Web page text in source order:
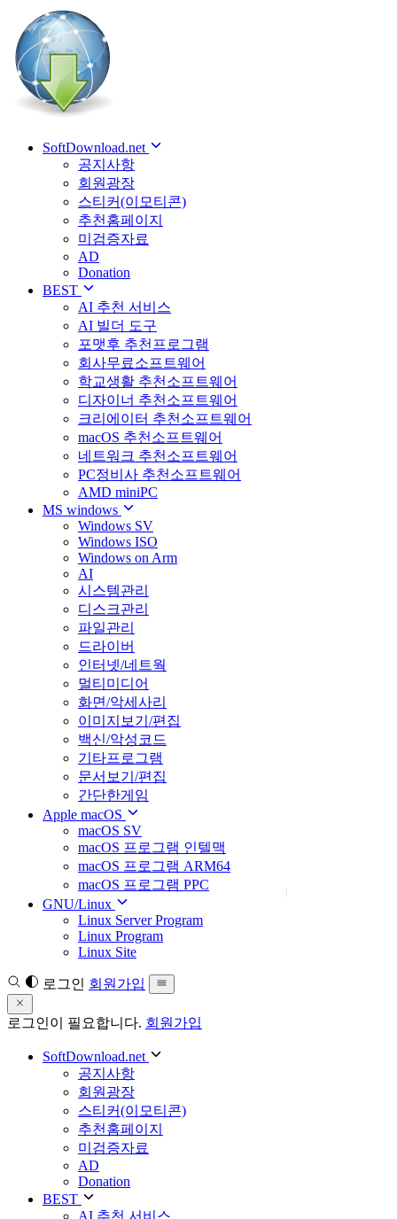
SoftDownload.net
공지사항
회원광장
스티커(이모티콘)
추천홈페이지
미검증자료
AD
Donation
BEST
AI 추천 서비스
AI 빌더 도구
포맷후 추천프로그램
회사무료소프트웨어
학교생활 추천소프트웨어
디자이너 추천소프트웨어
크리에이터 추천소프트웨어
macOS 추천소프트웨어
네트워크 추천소프트웨어
PC정비사 추천소프트웨어
AMD miniPC
MS windows
Windows SV
Windows ISO
Windows on Arm
AI
시스템관리
디스크관리
파일관리
드라이버
인터넷/네트웍
멀티미디어
화면/악세사리
이미지보기/편집
백신/악성코드
기타프로그램
문서보기/편집
간단한게임
Apple macOS
macOS SV
macOS 프로그램 인텔맥
macOS 프로그램 ARM64
macOS 프로그램 PPC
GNU/Linux
Linux Server Program
Linux Program
Linux Site
로그인 회원가입
로그인이 필요합니다. 회원가입
SoftDownload.net
공지사항
회원광장
스티커(이모티콘)
추천홈페이지
미검증자료
AD
Donation
BEST
AI 추천 서비스